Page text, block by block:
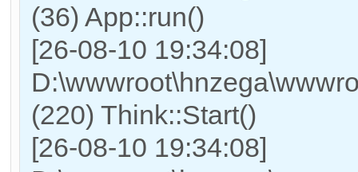
(36) App::run()
[26-08-10 19:34:08]
(220) Think::Start()
[26-08-10 19:34:08]